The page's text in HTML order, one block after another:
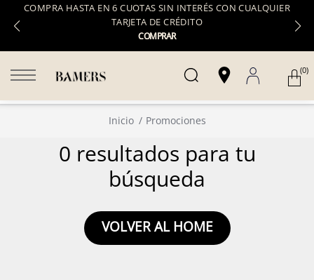
COMPRA HASTA EN 6 CUOTAS SIN INTERÉS CON CUALQUIER
TARJETA DE CRÉDITO
COMPRAR
(0)
Inicio Promociones
0 resultados para tu
búsqueda
VOLVER AL HOME